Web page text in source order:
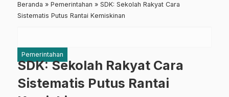
Beranda » Pemerintahan » SDK: Sekolah Rakyat Cara
Sistematis Putus Rantai Kemiskinan
Pemerintahan
SDK: Sekolah Rakyat Cara
Sistematis Putus Rantai